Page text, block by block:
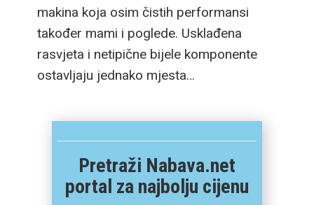
makina koja osim čistih performansi
također mami i poglede. Usklađena
rasvjeta i netipične bijele komponente
ostavljaju jednako mjesta…
Pretraži Nabava.net
portal za najbolju cijenu